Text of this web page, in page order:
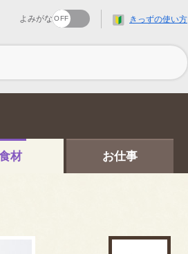
よみがな きっずの使い方
材 お仕事